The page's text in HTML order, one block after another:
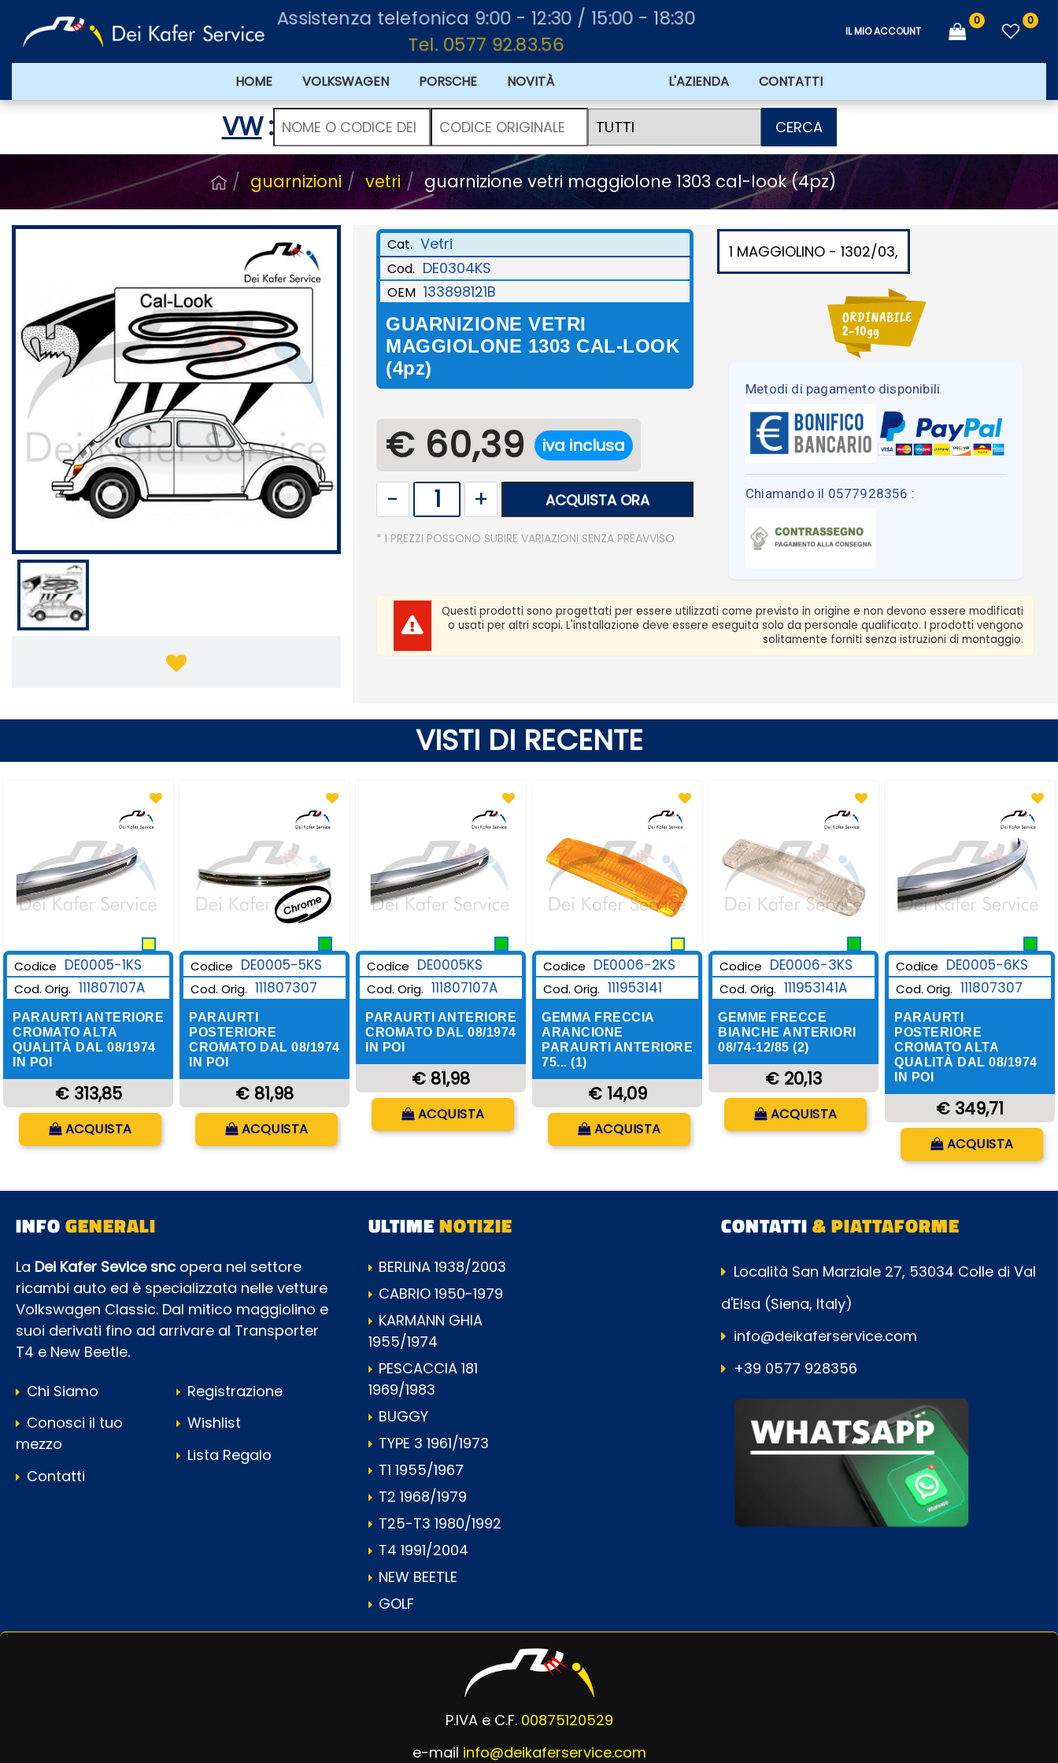
Assistenza telefonica 9:00 - 12:30 / 15:00 - 18:30
Tel. 0577 92.83.56
IL MIO ACCOUNT
0 0
HOME VOLKSWAGEN PORSCHE NOVITÀ L'AZIENDA CONTATTI
VW: CERCA
guarnizioni vetri guarnizione vetri maggiolone 1303 cal-look (4pz)
Cat. Vetri
Cod. DE0304KS
OEM 133898121B
GUARNIZIONE VETRI
MAGGIOLONE 1303 CAL-LOOK
(4pz)
€ 60,39 iva inclusa
ACQUISTA ORA
* I PREZZI POSSONO SUBIRE VARIAZIONI SENZA PREAVVISO
1 MAGGIOLINO - 1302/03,
Metodi di pagamento disponibili
Chiamando il 0577928356 :
Questi prodotti sono progettati per essere utilizzati come previsto in origine e non devono essere modificati
o usati per altri scopi. L'installazione deve essere eseguita solo da personale qualificato. I prodotti vengono
solitamente forniti senza istruzioni di montaggio.
VISTI DI RECENTE
Codice DE0005-1KS
Cod. Orig. 111807107A
PARAURTI ANTERIORE
CROMATO ALTA
QUALITÀ DAL 08/1974
IN POI
€ 313,85
Quantità
ACQUISTA
Codice DE0005-5KS
Cod. Orig. 111807307
PARAURTI
POSTERIORE
CROMATO DAL 08/1974
IN POI
€ 81,98
Quantità
ACQUISTA
Codice DE0005KS
Cod. Orig. 111807107A
PARAURTI ANTERIORE
CROMATO DAL 08/1974
IN POI
€ 81,98
Quantità
ACQUISTA
Codice DE0006-2KS
Cod. Orig. 111953141
GEMMA FRECCIA
ARANCIONE
PARAURTI ANTERIORE
75... (1)
€ 14,09
Quantità
ACQUISTA
Codice DE0006-3KS
Cod. Orig. 111953141A
GEMME FRECCE
BIANCHE ANTERIORI
08/74-12/85 (2)
€ 20,13
Quantità
ACQUISTA
Codice DE0005-6KS
Cod. Orig. 111807307
PARAURTI
POSTERIORE
CROMATO ALTA
QUALITÀ DAL 08/1974
IN POI
€ 349,71
Quantità
ACQUISTA
INFOGENERALI
La Dei Kafer Sevice snc opera nel settore
ricambi auto ed è specializzata nelle vetture
Volkswagen Classic. Dal mitico maggiolino e
suoi derivati fino ad arrivare al Transporter
T4 e New Beetle.
Chi Siamo
Conosci il tuo
mezzo
Contatti
Registrazione
Wishlist
Lista Regalo
ULTIMENOTIZIE
BERLINA 1938/2003
CABRIO 1950-1979
KARMANN GHIA
1955/1974
PESCACCIA 181
1969/1983
BUGGY
TYPE 3 1961/1973
T1 1955/1967
T2 1968/1979
T25-T3 1980/1992
T4 1991/2004
NEW BEETLE
GOLF
CONTATTI& PIATTAFORME
Località San Marziale 27, 53034 Colle di Val
d'Elsa (Siena, Italy)
info@deikaferservice.com
+39 0577 928356
P.IVA e C.F. 00875120529
e-mail info@deikaferservice.com